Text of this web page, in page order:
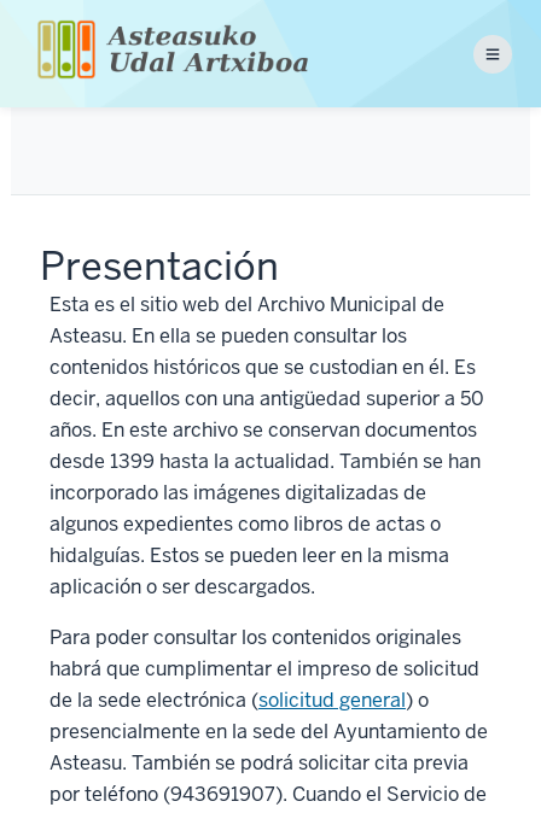
contenido
Menu
Presentación
Esta es el sitio web del Archivo Municipal de
Asteasu. En ella se pueden consultar los
contenidos históricos que se custodian en él. Es
decir, aquellos con una antigüedad superior a 50
años. En este archivo se conservan documentos
desde 1399 hasta la actualidad. También se han
incorporado las imágenes digitalizadas de
algunos expedientes como libros de actas o
hidalguías. Estos se pueden leer en la misma
aplicación o ser descargados.
Para poder consultar los contenidos originales
habrá que cumplimentar el impreso de solicitud
de la sede electrónica (solicitud general) o
presencialmente en la sede del Ayuntamiento de
Asteasu. También se podrá solicitar cita previa
por teléfono (943691907). Cuando el Servicio de